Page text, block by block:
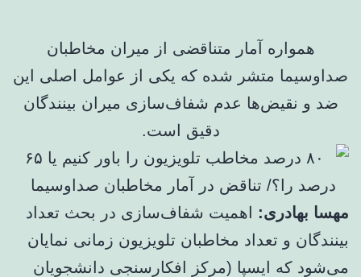
همواره آمار متناقضی از میران مخاطبان
صداوسیما متشر شده که یکی از عوامل اصلی این
ضد و نقیض‌ها عدم شفاف‌سازی میران بینندگان
دقیق است.
مهسا بهادری: اهمیت شفاف‌سازی در بحث تعداد
بینندگان و تعداد مخاطبان تلویزیون زمانی نمایان
می‌شود که ایسپا (مرکز افکارسنجی دانشجویان